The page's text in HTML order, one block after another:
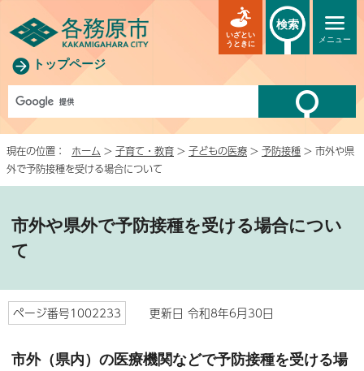
トップページ
メニュー
いざとい
うときに
検索
現在の位置： ホーム > 子育て・教育 > 子どもの医療 > 予防接種 > 市外や県
外で予防接種を受ける場合について
市外や県外で予防接種を受ける場合につい
て
ページ番号1002233 更新日 令和8年6月30日
市外（県内）の医療機関などで予防接種を受ける場